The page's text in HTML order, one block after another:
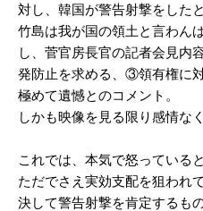
対し、韓国が警告射撃をした
竹島は我が国の領土と言わん
し、菅官房長官の記者会見
発防止を求める、③領有権に
極めて遺憾とのコメント。
しかも映像を見る限り感情な
これでは、本気で怒っている
ただでさえ実効支配を狙われ
決して警告射撃を肯定するも